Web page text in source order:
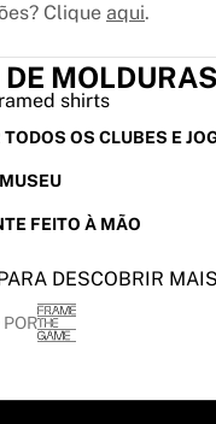
Clique aqui.
MOLDURAS
OS CLUBES E
FEITO À MÃO
DESCOBRIR MAIS